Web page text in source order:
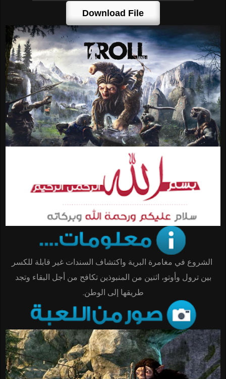
Download File
الشروع في مغامرة البرية واكتشاف السندات غير قابلة للكسر
بين ترول وأوتو، اثنين من المنبوذين تكافح من أجل البقاء وتجد
طريقها إلى الوطن.